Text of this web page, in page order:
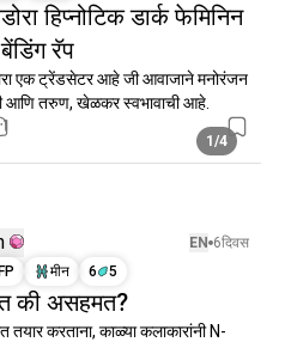
हिप्नोटिक डार्क फेमिनिन
रॅप
एक ट्रेंडसेटर आहे जी आवाजाने मनोरंजन
आणि तरुण, खेळकर स्वभावाची आहे.
1/4
1
EN 6दिवस
मीन 6 5
की असहमत?
तयार करताना, काळ्या कलाकारांनी N-